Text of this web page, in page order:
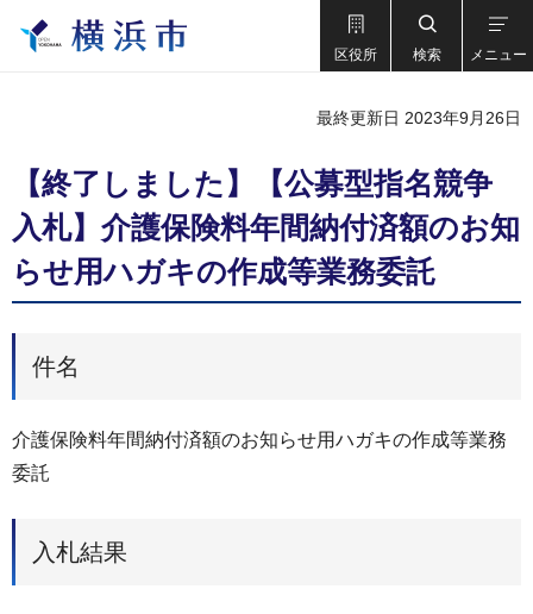
区役所 検索 メニュー
最終更新日 2023年9月26日
【終了しました】【公募型指名競争
入札】介護保険料年間納付済額のお知
らせ用ハガキの作成等業務委託
件名
介護保険料年間納付済額のお知らせ用ハガキの作成等業務
委託
入札結果